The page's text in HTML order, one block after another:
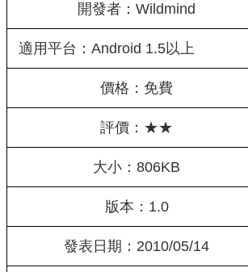
開發者：Wildmind
適用平台：Android 1.5以上
價格：免費
評價：★★
大小：806KB
版本：1.0
發表日期：2010/05/14